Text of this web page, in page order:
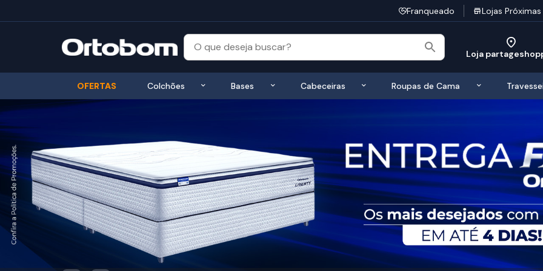
Franqueado Lojas Próximas
Loja
OFERTAS Colchões Exibir submenu de Colchões
Bases Exibir submenu de Bases
Cabeceiras Exibir submenu de Cabeceiras
Roupas de Cama Exibir